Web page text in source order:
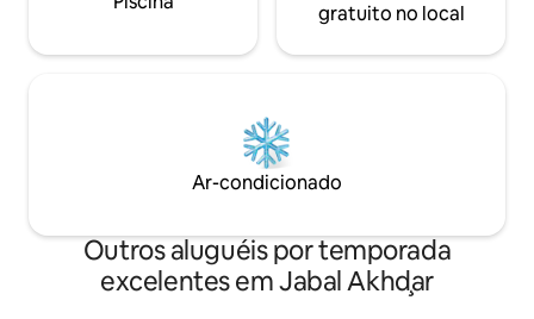
gratuito no local
Ar-condicionado
Outros aluguéis por temporada
excelentes em Jabal Akhḑar